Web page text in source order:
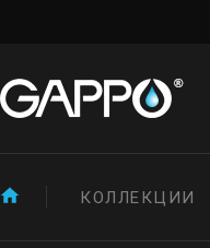
КОЛЛЕКЦИИ